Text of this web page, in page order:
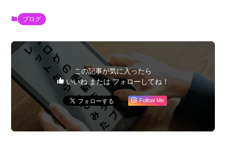
ブログ
この記事が気に入ったら
いいね または フォローしてね！
Follow Me